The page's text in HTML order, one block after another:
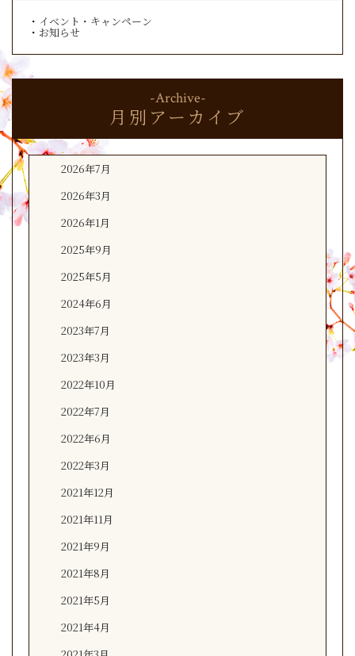
イベント・キャンペーン
お知らせ
-Archive-
月別アーカイブ
2026年7月
2026年3月
2026年1月
2025年9月
2025年5月
2024年6月
2023年7月
2023年3月
2022年10月
2022年7月
2022年6月
2022年3月
2021年12月
2021年11月
2021年9月
2021年8月
2021年5月
2021年4月